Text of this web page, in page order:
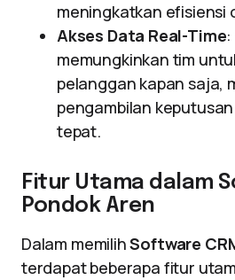
meningkatkan efisiensi
Akses Data Real-Time
memungkinkan tim
pelanggan kapan saja,
pengambilan
tepat.
Fitur Utama dalam
Pondok Aren
Dalam memilihSoftware
terdapat beberapa fitur